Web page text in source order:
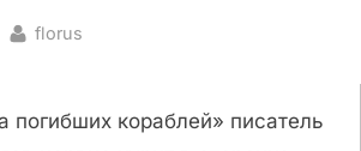
By
florus
погибших кораблей» писатель